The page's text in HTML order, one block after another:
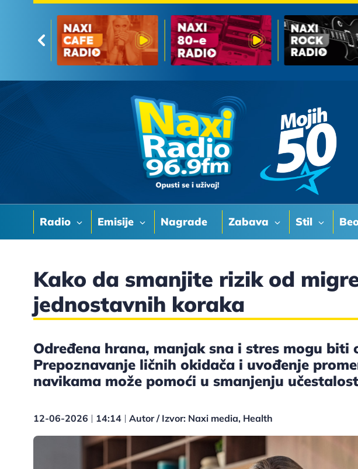
Radio Emisije Nagrade Zabava Stil
Kako da smanjite rizik od
jednostavnih koraka
Određena hrana, manjak sna i stres mogu biti
Prepoznavanje ličnih okidača i uvođenje
navikama može pomoći u smanjenju
12-06-2026 14:14 Autor / Izvor: Naxi media, Health